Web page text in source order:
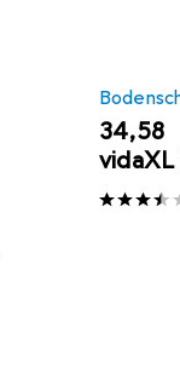
EUR
34,58
vidaXL